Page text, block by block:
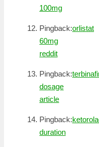
100mg
Pingback:orlistat
60mg
reddit
Pingback:
dosage
article
Pingback:
duration